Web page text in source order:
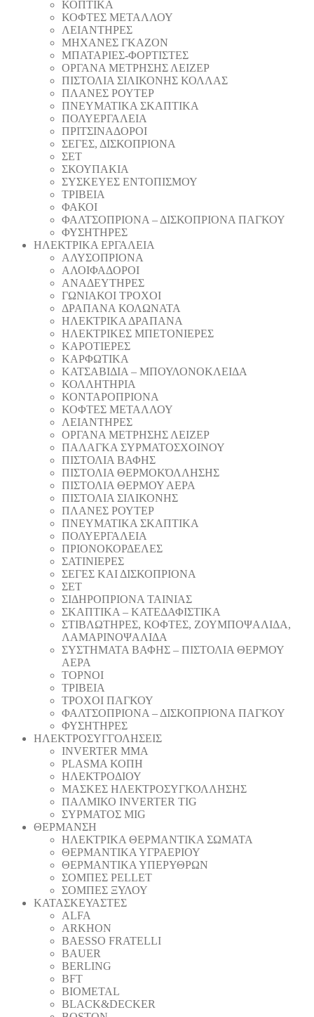
ΚΟΠΤΙΚA
ΚΟΦΤΕΣ ΜΕΤΑΛΛΟΥ
ΛΕΙΑΝΤΗΡEΣ
ΜΗΧΑΝΕΣ ΓΚΑΖΟΝ
ΜΠΑΤΑΡΙΕΣ-ΦΟΡΤΙΣΤΕΣ
ΟΡΓΑΝΑ ΜΕΤΡΗΣΗΣ ΛΕΙΖΕΡ
ΠΙΣΤΟΛΙA ΣΙΛΙΚΟΝΗΣ ΚΟΛΛΑΣ
ΠΛΑΝΕΣ ΡΟΥΤΕΡ
ΠΝΕΥΜΑΤΙΚΑ ΣΚΑΠΤΙΚΑ
ΠΟΛΥΕΡΓΑΛΕΙΑ
ΠΡΙΤΣΙΝΑΔΟΡΟΙ
ΣΕΓΕΣ, ΔΙΣΚΟΠΡΙΟΝΑ
ΣΕΤ
ΣΚΟΥΠΑΚΙΑ
ΣΥΣΚΕΥΕΣ ΕΝΤΟΠΙΣΜΟΥ
ΤΡΙΒΕΙΑ
ΦΑΚΟΙ
ΦΑΛΤΣΟΠΡΙΟΝΑ – ΔΙΣΚΟΠΡΙΟΝΑ ΠΑΓΚΟΥ
ΦΥΣΗΤΗΡΕΣ
ΗΛΕΚΤΡΙΚΑ ΕΡΓΑΛΕΙΑ
AΛΥΣΟΠΡΙΟΝΑ
ΑΛΟΙΦΑΔOΡΟI
ΑΝΑΔΕΥΤΗΡΕΣ
ΓΩΝΙΑΚΟΙ ΤΡΟΧΟΙ
ΔΡΑΠΑΝΑ ΚΟΛΩΝΑΤΑ
ΗΛΕΚΤΡΙΚΑ ΔΡΑΠΑΝΑ
ΗΛΕΚΤΡΙΚΕΣ ΜΠΕΤΟΝΙΕΡΕΣ
ΚΑΡΟΤΙΕΡΕΣ
ΚΑΡΦΩΤΙΚΑ
ΚΑΤΣΑΒΙΔΙΑ – ΜΠΟΥΛΟΝΟΚΛΕΙΔΑ
ΚΟΛΛΗΤΗΡΙΑ
ΚΟΝΤΑΡΟΠΡΙΟΝΑ
ΚΟΦΤΕΣ ΜΕΤΑΛΛΟΥ
ΛΕΙΑΝΤΗΡEΣ
ΟΡΓΑΝΑ ΜΕΤΡΗΣΗΣ ΛΕΙΖΕΡ
ΠΑΛΑΓΚΑ ΣΥΡΜΑΤΟΣΧΟΙΝΟΥ
ΠΙΣΤΟΛΙΑ ΒΑΦΗΣ
ΠΙΣΤΟΛΙΑ ΘΕΡΜΟΚΌΛΛΗΣΗΣ
ΠΙΣΤΟΛΙΑ ΘΕΡΜΟΥ ΑΕΡΑ
ΠΙΣΤΟΛΙΑ ΣΙΛΙΚΟΝΗΣ
ΠΛΑΝΕΣ ΡΟΥΤΕΡ
ΠΝΕΥΜΑΤΙΚΑ ΣΚΑΠΤΙΚΑ
ΠΟΛΥΕΡΓΑΛΕΙΑ
ΠΡΙΟΝΟΚΟΡΔΕΛΕΣ
ΣΑΤΙΝΙΕΡΕΣ
ΣΕΓΕΣ ΚΑΙ ΔΙΣΚΟΠΡΙΟΝΑ
ΣΕΤ
ΣΙΔΗΡΟΠΡΙΟΝΑ ΤΑΙΝΙΑΣ
ΣΚΑΠΤΙΚΑ – ΚΑΤΕΔΑΦΙΣΤΙΚΑ
ΣΤΙΒΛΩΤΗΡΕΣ, ΚΟΦΤΕΣ, ΖΟΥΜΠΟΨΑΛΙΔΑ,
ΛΑΜΑΡΙΝΟΨΑΛΙΔΑ
ΣΥΣΤΗΜΑΤΑ ΒΑΦΗΣ – ΠΙΣΤΟΛΙΑ ΘΕΡΜΟΥ
ΑΕΡΑ
ΤΟΡΝΟΙ
ΤΡΙΒΕΙΑ
ΤΡΟΧΟΙ ΠΑΓΚΟΥ
ΦΑΛΤΣΟΠΡΙΟΝΑ – ΔΙΣΚΟΠΡΙΟΝΑ ΠΑΓΚΟΥ
ΦΥΣΗΤΗΡΕΣ
ΗΛΕΚΤΡΟΣΥΓΓΟΛΗΣΕΙΣ
INVERTER MMA
PLASMA ΚΟΠΗ
ΗΛΕΚΤΡΟΔΙΟΥ
ΜΑΣΚΕΣ ΗΛΕΚΤΡΟΣΥΓΚΟΛΛΗΣΗΣ
ΠΑΛΜΙΚΟ INVERTER TIG
ΣΥΡΜΑΤΟΣ MIG
ΘΕΡΜΑΝΣΗ
ΗΛΕΚΤΡΙΚΑ ΘΕΡΜΑΝΤΙΚΑ ΣΩΜΑΤΑ
ΘΕΡΜΑΝΤΙΚΑ ΥΓΡΑΕΡΙΟΥ
ΘΕΡΜΑΝΤΙΚΑ ΥΠΕΡΥΘΡΩΝ
ΣΟΜΠΕΣ PELLET
ΣΟΜΠΕΣ ΞΥΛΟΥ
ΚΑΤΑΣΚΕΥΑΣΤΕΣ
ALFA
ARKHON
BAESSO FRATELLI
BAUER
BERLING
BFT
BIOMETAL
BLACK&DECKER